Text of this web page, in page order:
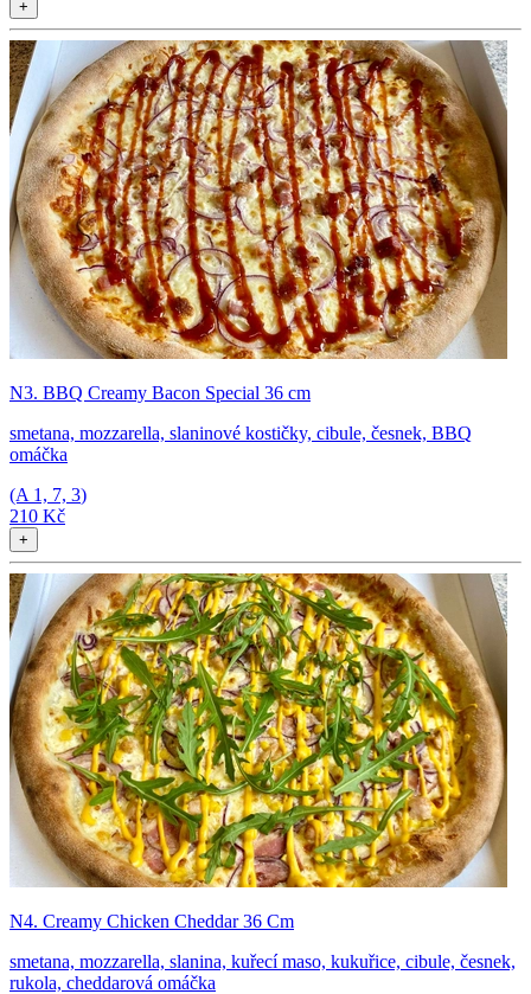
+
N3. BBQ Creamy Bacon Special 36 cm
smetana, mozzarella, slaninové kostičky, cibule, česnek, BBQ
omáčka
(A 1, 7, 3)
210 Kč
+
N4. Creamy Chicken Cheddar 36 Cm
smetana, mozzarella, slanina, kuřecí maso, kukuřice, cibule, česnek,
rukola, cheddarová omáčka